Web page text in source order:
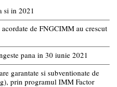
si in 2021
de FNGCIMM au crescut
pana in 30 iunie 2021
garantate si subventionate de
prin programul IMM Factor